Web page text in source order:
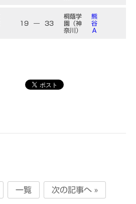
19 ― 33
桐蔭学
園（神
奈川）
熊
谷
Ａ
一覧 次の記事へ »